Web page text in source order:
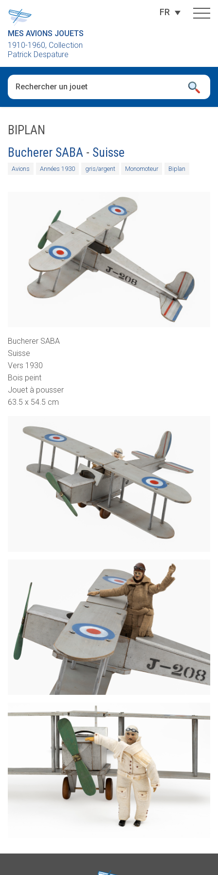
MES AVIONS JOUETS
1910-1960, Collection
Patrick Despature
FR
BIPLAN
Bucherer SABA - Suisse
Avions Années 1930 gris/argent Monomoteur Biplan
Bucherer SABA
Suisse
Vers 1930
Bois peint
Jouet à pousser
63.5 x 54.5 cm